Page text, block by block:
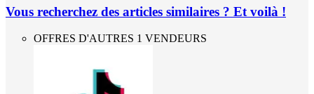
Vous recherchez des articles similaires ? Et voilà !
OFFRES D'AUTRES 1 VENDEURS